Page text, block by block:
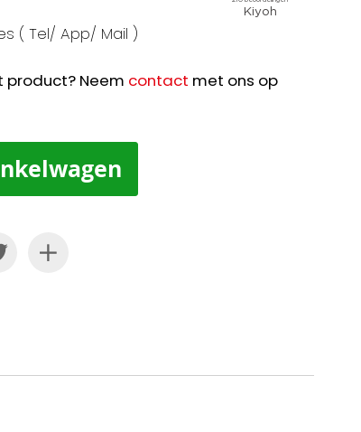
( Tel/ App/ Mail )
product? Neem contact met ons op